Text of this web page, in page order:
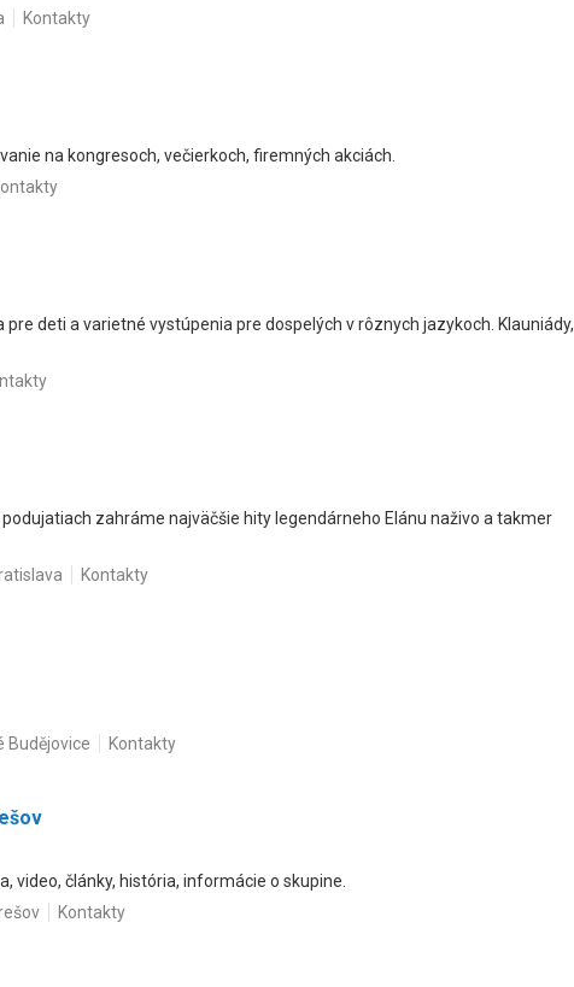
Kontakty
na kongresoch, večierkoch, firemných akciách.
deti a varietné vystúpenia pre dospelých v rôznych jazykoch. Klauniády,
zahráme najväčšie hity legendárneho Elánu naživo a takmer
Kontakty
Budějovice Kontakty
video, články, história, informácie o skupine.
Kontakty